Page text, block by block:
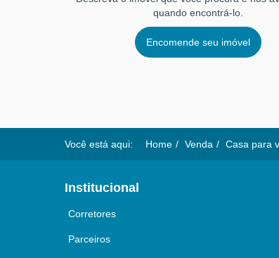
quando encontrá-lo.
Encomende seu imóvel
Você está aqui: Home Venda Casa para
Institucional
Corretores
Parceiros